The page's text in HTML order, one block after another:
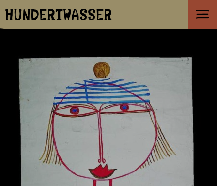
HUNDERTWASSER